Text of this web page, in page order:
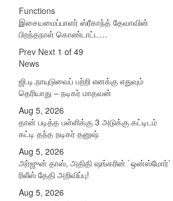
Functions
இசையமைப்பாளர் ஸ்ரீகாந்த் தேவாவின்
பிறந்தநாள் கொண்டாட்ட…
Prev Next 1 of 49
News
ஜி.டி.நாயுடுவைப் பற்றி எனக்கு எதுவும்
தெரியாது – நடிகர் மாதவன்
Aug 5, 2026
தான் படித்த பள்ளிக்கு 3 அடுக்கு கட்டிடம்
கட்டி தந்த நடிகர் தனுஷ்
Aug 5, 2026
அர்ஜுன் தாஸ், அதிதி ஷங்கரின் `ஒன்ஸ்மோர்’
ரிலீஸ் தேதி அறிவிப்பு!
Aug 5, 2026